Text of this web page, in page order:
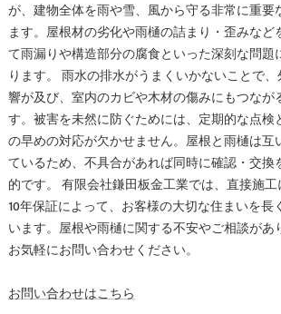
が、建物全体を雨や雪、風から守る非常に重要
ます。屋根材の劣化や雨樋の詰まり・歪みな
て雨漏りや構造部分の腐食といった深刻な問題
ります。 雨水の排水がうまくいかないことで
響が及び、室内のカビや木材の傷みにもつなが
す。被害を未然に防ぐためには、定期的な点検
の早めの対応が欠かせません。屋根と雨樋は互
ているため、不具合があれば同時に確認・交換
的です。 有限会社鎌田板金工業では、直接施
10年保証によって、お客様の大切な住まいを長
います。屋根や雨樋に関する不安やご相談があ
お気軽にお問い合わせください。
お問い合わせはこちら